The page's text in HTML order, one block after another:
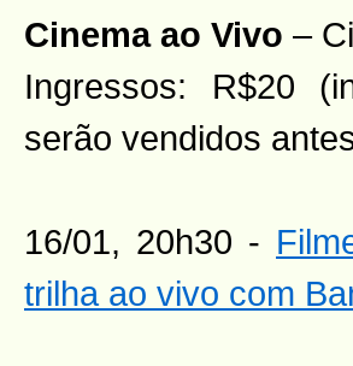
Cinema ao Vivo –
Ingressos: R$20
serão vendidos
16/01, 20h30 -
trilha ao vivo com